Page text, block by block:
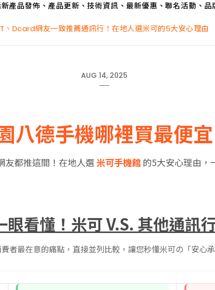
產品發佈、產品更新、技術資訊、最新優惠、聯名活動、品
、Dcard網友一致推薦通訊行！在地人選米可的5大安心理由
AUG 14, 2025
八德手機哪裡買最便宜
友都推這間！在地人選 米可手機館的5大安心理由，
眼看懂！米可 V.S. 其他通訊
者最在意的痛點，直接並列比較，讓您秒懂米可の「安心